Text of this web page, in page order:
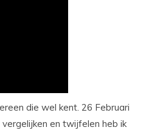
die wel kent. 26 Februari
en twijfelen heb ik